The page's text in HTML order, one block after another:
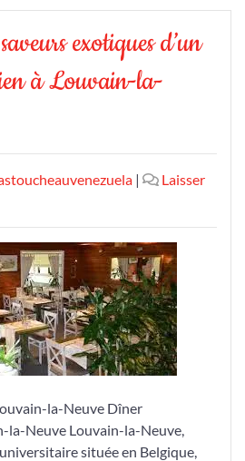
exotiques d’un
à Louvain-la-
|
Laisser
la-Neuve Dîner
la-Neuve Louvain-la-Neuve,
située en Belgique,